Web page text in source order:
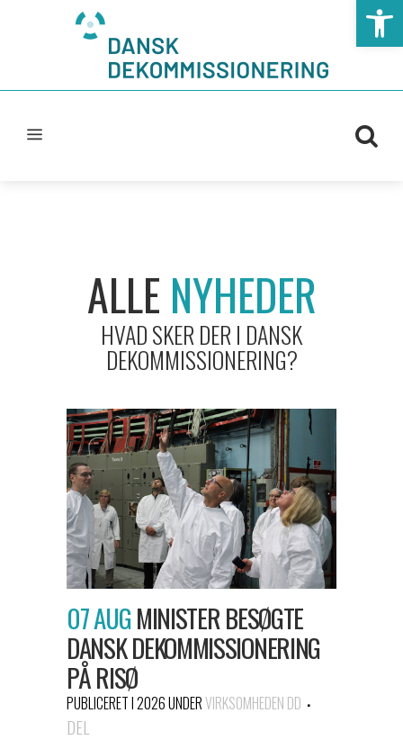
ALLE NYHEDER
HVAD SKER DER I DANSK
DEKOMMISSIONERING?
07 AUGMINISTER BESØGTE
DANSK DEKOMMISSIONERING
PÅ RISØ
PUBLICERET I 2026UNDERVIRKSOMHEDEN DD
DEL